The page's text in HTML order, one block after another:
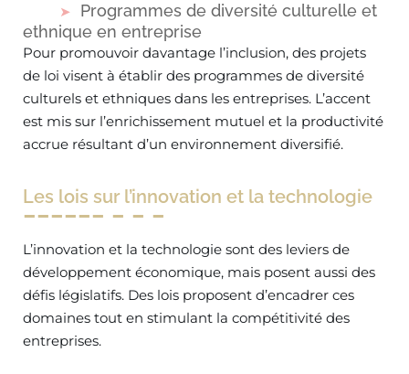
Programmes de diversité culturelle et
ethnique en entreprise
Pour promouvoir davantage l’inclusion, des projets
de loi visent à établir des programmes de diversité
culturels et ethniques dans les entreprises. L’accent
est mis sur l’enrichissement mutuel et la productivité
accrue résultant d’un environnement diversifié.
Les lois sur l’innovation et la technologie
L’innovation et la technologie sont des leviers de
développement économique, mais posent aussi des
défis législatifs. Des lois proposent d’encadrer ces
domaines tout en stimulant la compétitivité des
entreprises.